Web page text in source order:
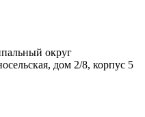
округ
дом 2/8, корпус 5